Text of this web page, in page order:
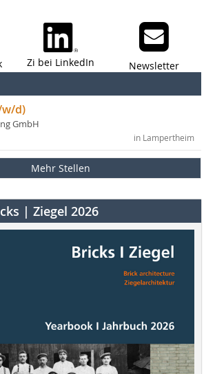
Zi bei LinkedIn Newsletter
d)
GmbH
in Lampertheim
Mehr Stellen
| Ziegel 2026